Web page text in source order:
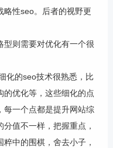
略性seo。后者的视野更
型则需要对优化有一个很
化的seo技术很熟悉，比
的优化等，这些细化的点
每一个点都是提升网站综
值不一样，把握重点，
中的围棋，舍去小子，